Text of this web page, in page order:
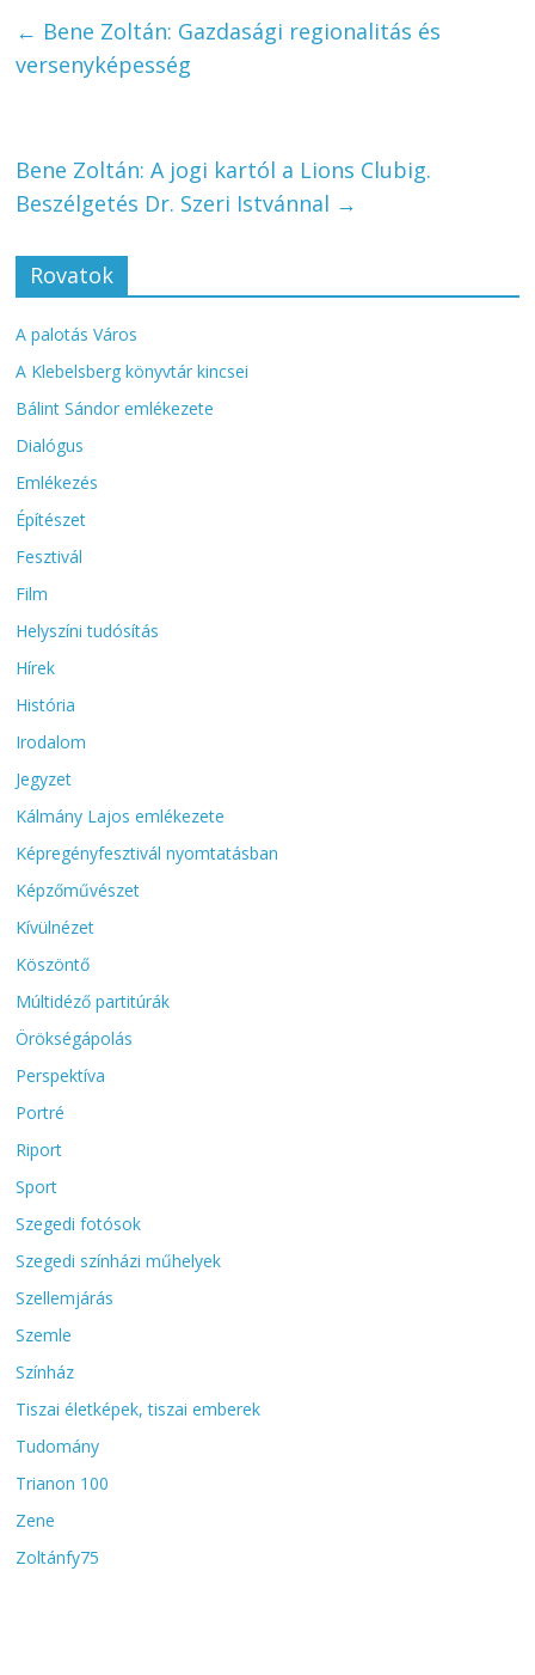
← Bene Zoltán: Gazdasági regionalitás és
versenyképesség
Bene Zoltán: A jogi kartól a Lions Clubig.
Beszélgetés Dr. Szeri Istvánnal →
Rovatok
A palotás Város
A Klebelsberg könyvtár kincsei
Bálint Sándor emlékezete
Dialógus
Emlékezés
Építészet
Fesztivál
Film
Helyszíni tudósítás
Hírek
História
Irodalom
Jegyzet
Kálmány Lajos emlékezete
Képregényfesztivál nyomtatásban
Képzőművészet
Kívülnézet
Köszöntő
Múltidéző partitúrák
Örökségápolás
Perspektíva
Portré
Riport
Sport
Szegedi fotósok
Szegedi színházi műhelyek
Szellemjárás
Szemle
Színház
Tiszai életképek, tiszai emberek
Tudomány
Trianon 100
Zene
Zoltánfy75